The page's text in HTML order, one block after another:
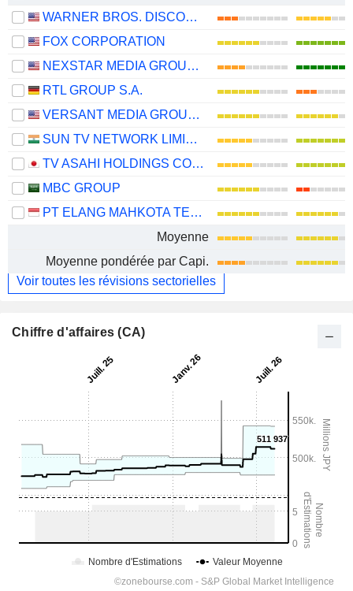
WARNER BROS. DISCOVERY, INC.
FOX CORPORATION
NEXSTAR MEDIA GROUP, INC.
RTL GROUP S.A.
VERSANT MEDIA GROUP, INC.
SUN TV NETWORK LIMITED
TV ASAHI HOLDINGS CORPORATION
MBC GROUP
PT ELANG MAHKOTA TEKNOLOGI TBK
Moyenne
Moyenne pondérée par Capi.
Voir toutes les révisions sectorielles
Chiffre d'affaires (CA)